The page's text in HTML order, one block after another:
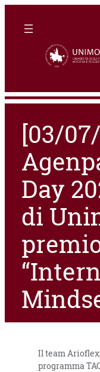
[03/
Day
di
Il team
programma